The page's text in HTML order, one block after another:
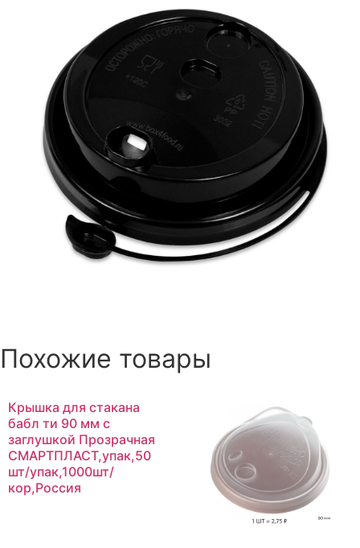
Похожие товары
Крышка для стакана
бабл ти 90 мм с
заглушкой Прозрачная
СМАРТПЛАСТ,упак,50
шт/упак,1000шт/
кор,Россия